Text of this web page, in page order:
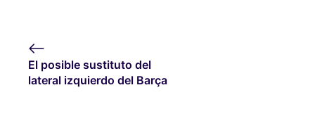
El posible sustituto del
lateral izquierdo del Barça